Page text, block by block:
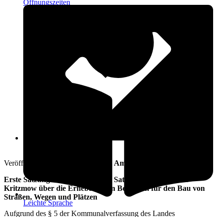
Öffnungszeiten
Leichte Sprache
Veröffentlicht am: 9. Juli 2015 vom Amt Warnow-West
Erste Satzung zur Änderung der Satzung der Gemeinde
Kritzmow über die Erhebung von Beiträgen für den Bau von
Straßen, Wegen und Plätzen
Aufgrund des § 5 der Kommunalverfassung des Landes